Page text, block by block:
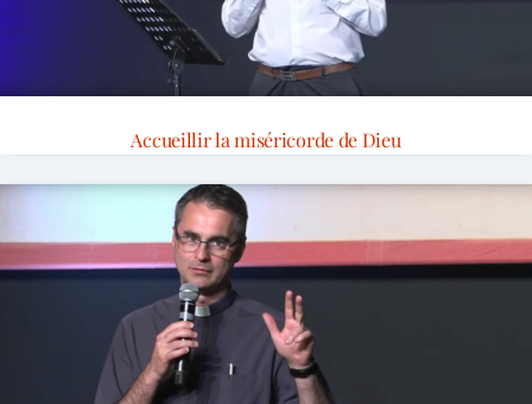
Accueillir la miséricorde de Dieu